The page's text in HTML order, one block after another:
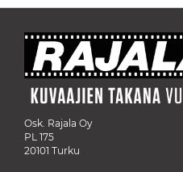
Osk. Rajala Oy
PL 175
20101 Turku